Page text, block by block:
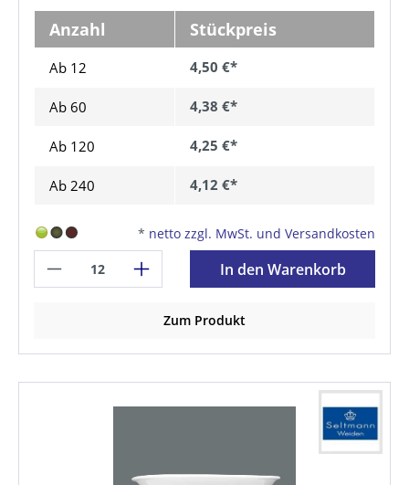
Anzahl Stückpreis
Ab 12 4,50 €*
Ab 60 4,38 €*
Ab 120 4,25 €*
Ab 240 4,12 €*
* netto zzgl. MwSt. und Versandkosten
In den Warenkorb
Zum Produkt